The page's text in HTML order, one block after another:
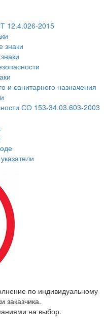
12.4.026-2015
знаки
и санитарного назначения
СО 153-34.03.603-2003
по индивидуальному
заказчика.
на выбор.